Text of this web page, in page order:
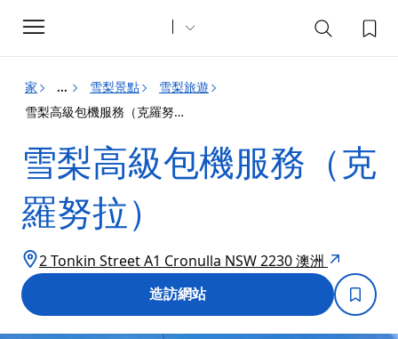
Toggle
navigation
家 ... 雪梨景點
雪梨旅遊
雪梨高級包機服務（克羅努拉）
雪梨高級包機服務（克
羅努拉）
2 Tonkin Street A1 Cronulla NSW 2230 澳洲
造訪網站